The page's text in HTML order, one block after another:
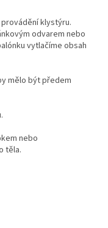
klystýru.
odvarem nebo
vytlačíme obsah
mělo být předem
nebo
těla.